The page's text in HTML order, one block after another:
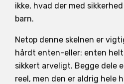
ikke, hvad der med
barn.
Netop denne skelnen er
hårdt enten-eller: enten
sikkert arveligt. Begge dele
reel, men den er aldrig hele